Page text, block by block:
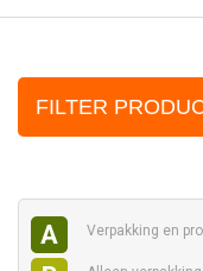
FILTER
A Verpakking en